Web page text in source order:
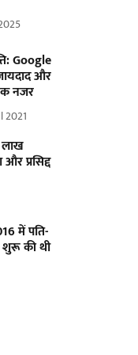
Google
और
नजर
2021
लाख
प्रसिद्द
में पति-
की थी